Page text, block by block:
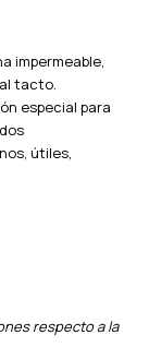
impermeable,
tacto.
especial para
útiles,
respecto a la